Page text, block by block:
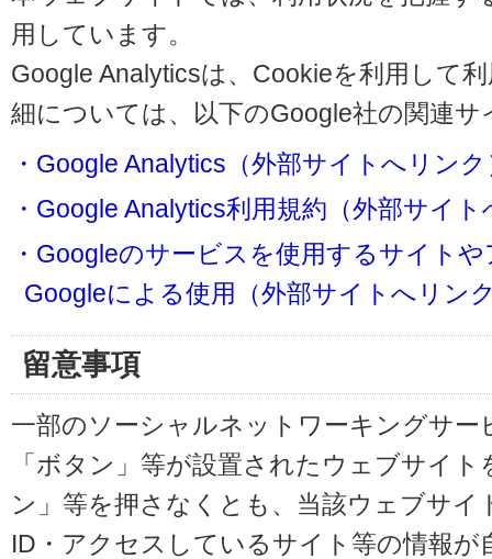
用しています。
Google Analyticsは、Cookieを利用して
細については、以下のGoogle社の関連
・Google Analytics（外部サイトへリンク
・Google Analytics利用規約（外部サイ
・Googleのサービスを使用するサイト
Googleによる使用（外部サイトへリン
留意事項
一部のソーシャルネットワーキングサー
「ボタン」等が設置されたウェブサイ
ン」等を押さなくとも、当該ウェブサイ
ID・アクセスしているサイト等の情報